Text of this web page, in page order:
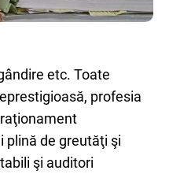
etc. Toate
profesia
plină de greutăţi şi
şi auditori